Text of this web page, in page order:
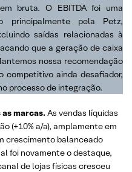
bruta. O EBITDA foi uma
principalmente pela Petz,
saídas relacionadas à
que a geração de caixa
nossa recomendação
competitivo ainda desafiador,
processo de integração.
marcas.As vendas líquidas
(+10% a/a), amplamente em
crescimento balanceado
foi novamente o destaque,
de lojas físicas cresceu